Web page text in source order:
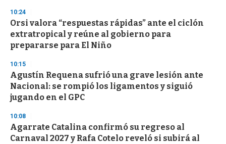
s
e
c
o
n
d
10:24
Orsi valora “respuestas rápidas” ante el ciclón
extratropical y reúne al gobierno para
prepararse para El Niño
10:15
Agustín Requena sufrió una grave lesión ante
Nacional: se rompió los ligamentos y siguió
jugando en el GPC
10:08
Agarrate Catalina confirmó su regreso al
Carnaval 2027 y Rafa Cotelo reveló si subirá al